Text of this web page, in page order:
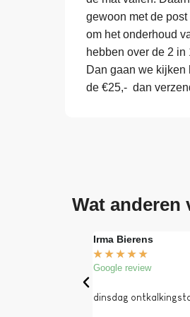
gewoon met de
om het onderhoud
hebben over de 2
Dan gaan we kijken
de €25,- dan
Wat anderen
Irma Bierens
★ ★ ★ ★ ★
Google review
dinsdag